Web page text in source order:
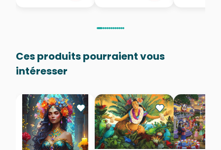
Ces produits pourraient vous
intéresser